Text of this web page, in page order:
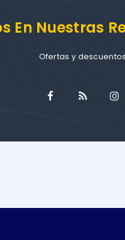
En Nuestras
Ofertas y descuentos